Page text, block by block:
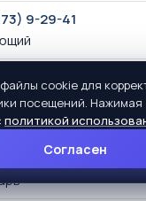
9-29-41
9-13-69
бухгалтер
9-16-69
cookie для
посещений. Нажимая
политикой
Согласен